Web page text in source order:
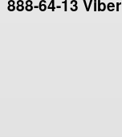
888-64-13 Viber